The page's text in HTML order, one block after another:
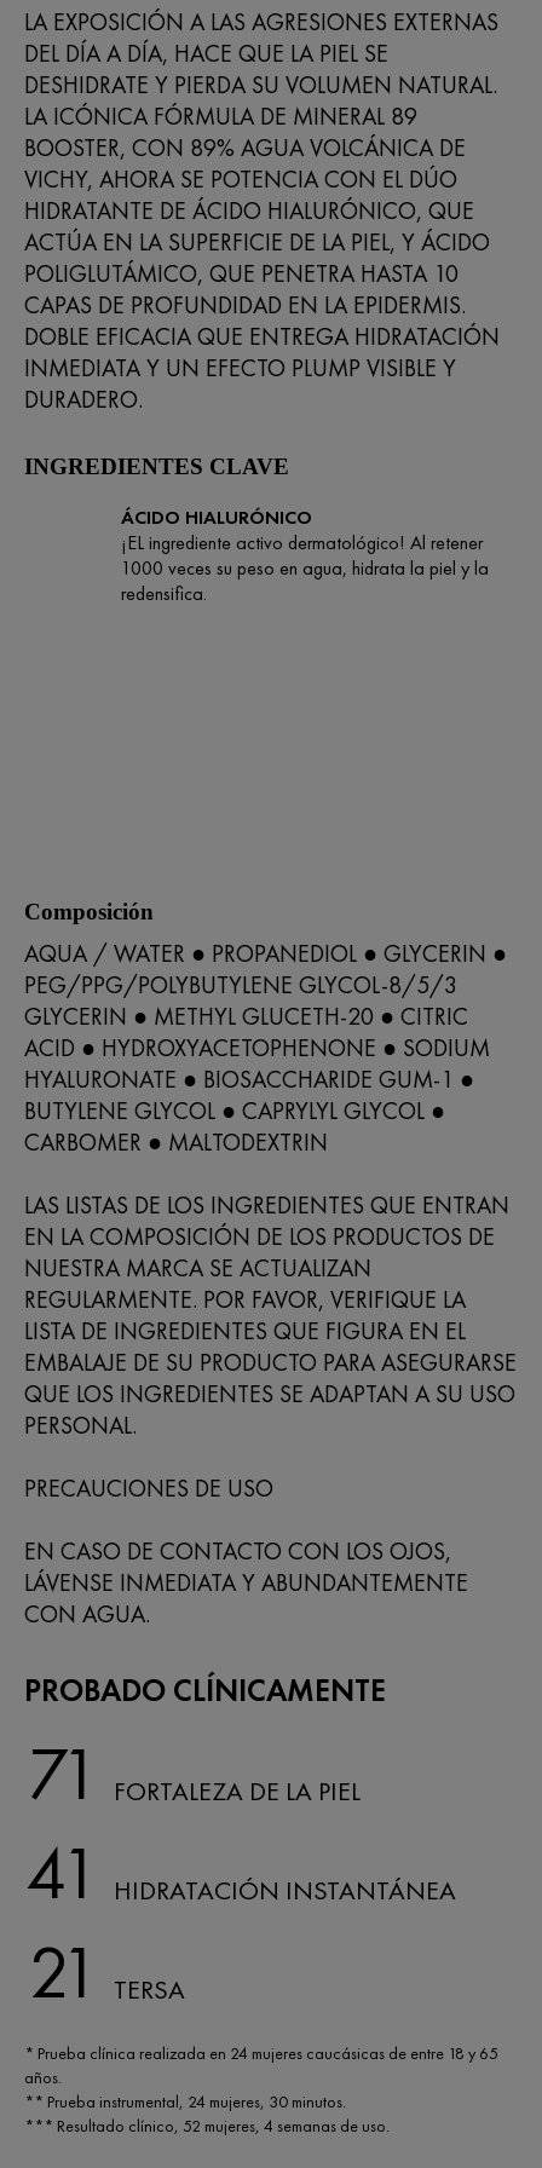
LA EXPOSICIÓN A LAS AGRESIONES EXTERNAS
DEL DÍA A DÍA, HACE QUE LA PIEL SE
DESHIDRATE Y PIERDA SU VOLUMEN NATURAL.
LA ICÓNICA FÓRMULA DE MINERAL 89
BOOSTER, CON 89% AGUA VOLCÁNICA DE
VICHY, AHORA SE POTENCIA CON EL DÚO
HIDRATANTE DE ÁCIDO HIALURÓNICO, QUE
ACTÚA EN LA SUPERFICIE DE LA PIEL, Y ÁCIDO
POLIGLUTÁMICO, QUE PENETRA HASTA 10
CAPAS DE PROFUNDIDAD EN LA EPIDERMIS.
DOBLE EFICACIA QUE ENTREGA HIDRATACIÓN
INMEDIATA Y UN EFECTO PLUMP VISIBLE Y
DURADERO.
INGREDIENTES CLAVE
ÁCIDO HIALURÓNICO
¡EL ingrediente activo dermatológico! Al retener
1000 veces su peso en agua, hidrata la piel y la
redensifica.
Composición
AQUA / WATER ● PROPANEDIOL ● GLYCERIN ●
PEG/PPG/POLYBUTYLENE GLYCOL-8/5/3
GLYCERIN ● METHYL GLUCETH-20 ● CITRIC
ACID ● HYDROXYACETOPHENONE ● SODIUM
HYALURONATE ● BIOSACCHARIDE GUM-1 ●
BUTYLENE GLYCOL ● CAPRYLYL GLYCOL ●
CARBOMER ● MALTODEXTRIN
LAS LISTAS DE LOS INGREDIENTES QUE ENTRAN
EN LA COMPOSICIÓN DE LOS PRODUCTOS DE
NUESTRA MARCA SE ACTUALIZAN
REGULARMENTE. POR FAVOR, VERIFIQUE LA
LISTA DE INGREDIENTES QUE FIGURA EN EL
EMBALAJE DE SU PRODUCTO PARA ASEGURARSE
QUE LOS INGREDIENTES SE ADAPTAN A SU USO
PERSONAL.
PRECAUCIONES DE USO
EN CASO DE CONTACTO CON LOS OJOS,
LÁVENSE INMEDIATA Y ABUNDANTEMENTE
CON AGUA.
PROBADO CLÍNICAMENTE
71 FORTALEZA DE LA PIEL
41 HIDRATACIÓN INSTANTÁNEA
21 TERSA
* Prueba clínica realizada en 24 mujeres caucásicas de entre 18 y 65
años.
** Prueba instrumental, 24 mujeres, 30 minutos.
*** Resultado clínico, 52 mujeres, 4 semanas de uso.